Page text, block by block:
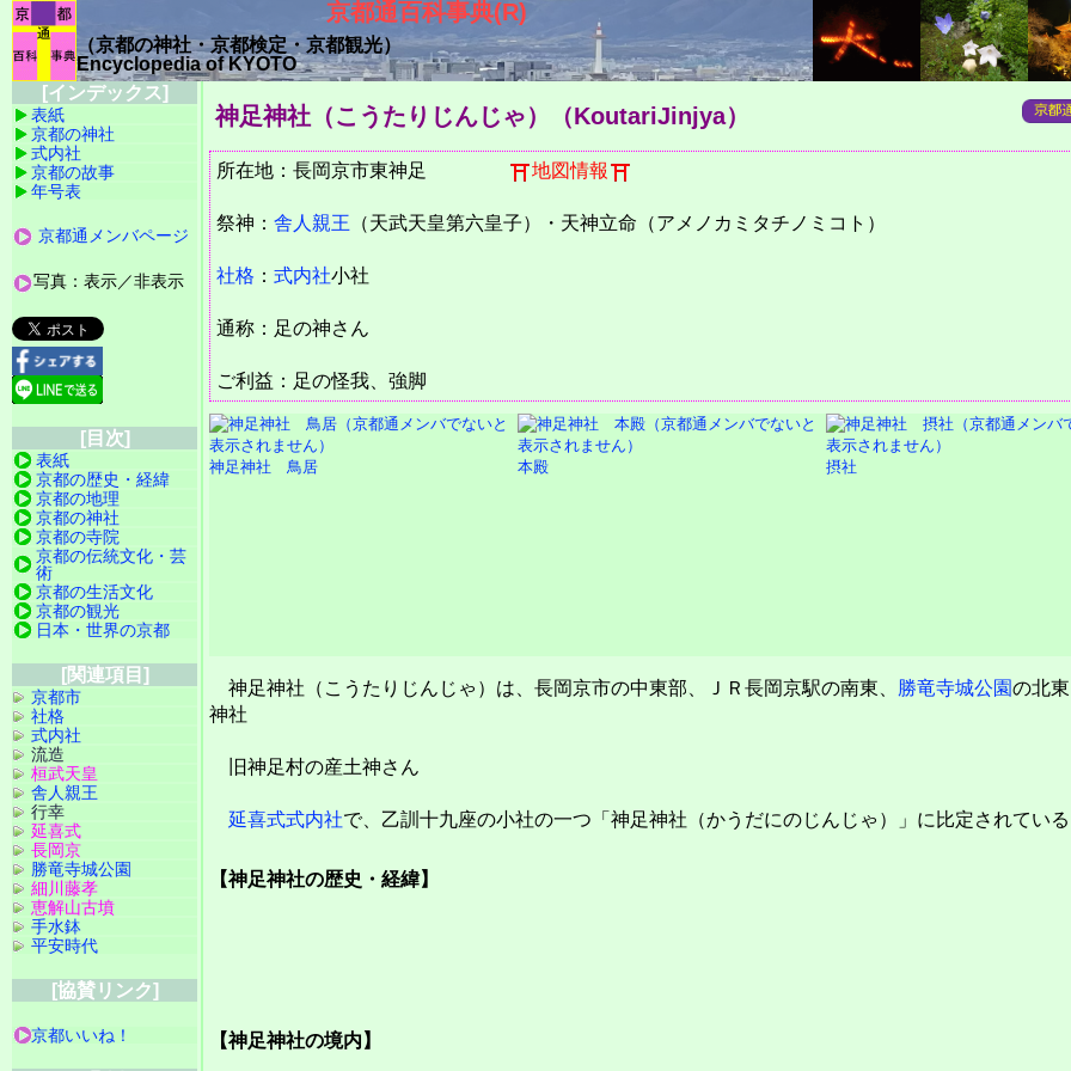
京都通百科事典(R)
（京都の神社・京都検定・京都観光）
Encyclopedia of KYOTO
神足神社（こうたりじんじゃ） （KoutariJinjya）
所在地：長岡京市東神足 地図情報
祭神： 舎人親王 （天武天皇第六皇子）・天神立命（アメノカミタチノミコト）
社格 ： 式内社小社
通称：足の神さん
ご利益：足の怪我、強脚
神足神社 鳥居 本殿 摂社
神足神社（こうたりじんじゃ）は、長岡京市の中東部、ＪＲ長岡京駅の南東、 勝竜寺城公園の北
神社
旧神足村の産土神さん
延喜式式内社で、乙訓十九座の小社の一つ「神足神社（かうだにのじんじゃ）」に比定されている
【神足神社の歴史・経緯】
【神足神社の境内】
[インデックス]
表紙
京都の神社
式内社
京都の故事
年号表
京都通メンバページ
写真：表示／非表示
[目次]
表紙
京都の歴史・経緯
京都の地理
京都の神社
京都の寺院
京都の伝統文化・芸
術
京都の生活文化
京都の観光
日本・世界の京都
[関連項目]
京都市
社格
式内社
流造
桓武天皇
舎人親王
行幸
延喜式
長岡京
勝竜寺城公園
細川藤孝
恵解山古墳
手水鉢
平安時代
[協賛リンク]
京都いいね！